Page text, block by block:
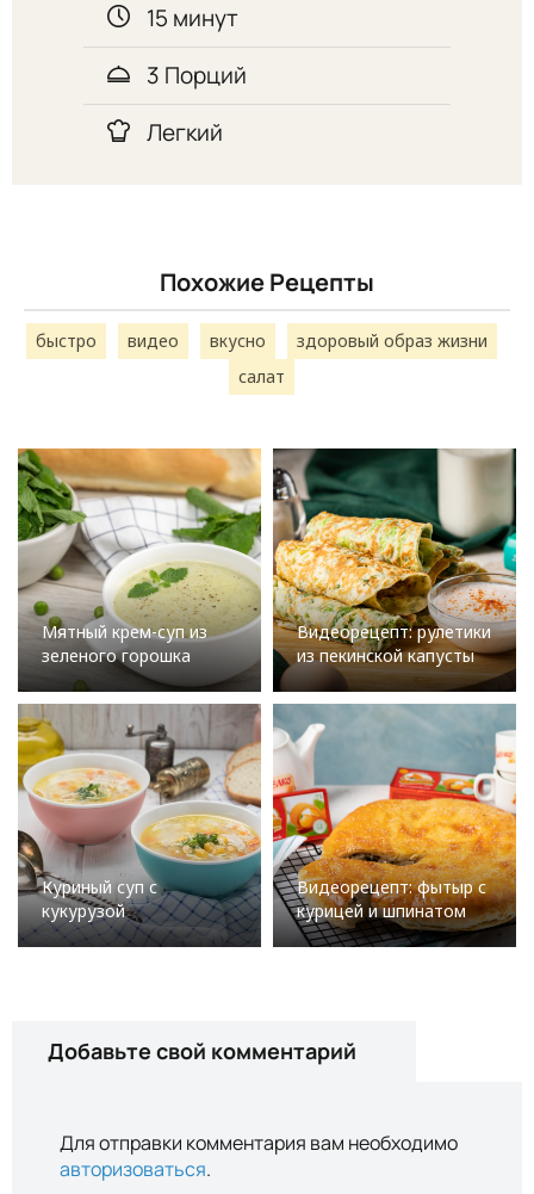
15 минут
3 Порций
Легкий
Похожие Рецепты
быстро видео вкусно
здоровый образ жизни
салат
Мятный крем-суп из
зеленого горошка
Видеорецепт: рулетики
из пекинской капусты
Куриный суп с
кукурузой
Видеорецепт: фытыр с
курицей и шпинатом
Добавьте свой комментарий
Для отправки комментария вам необходимо
авторизоваться.